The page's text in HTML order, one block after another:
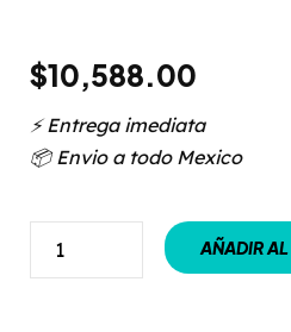
$10,588.00
⚡️ Entrega imediata
📦 Envio a todo Mexico
AÑADIR